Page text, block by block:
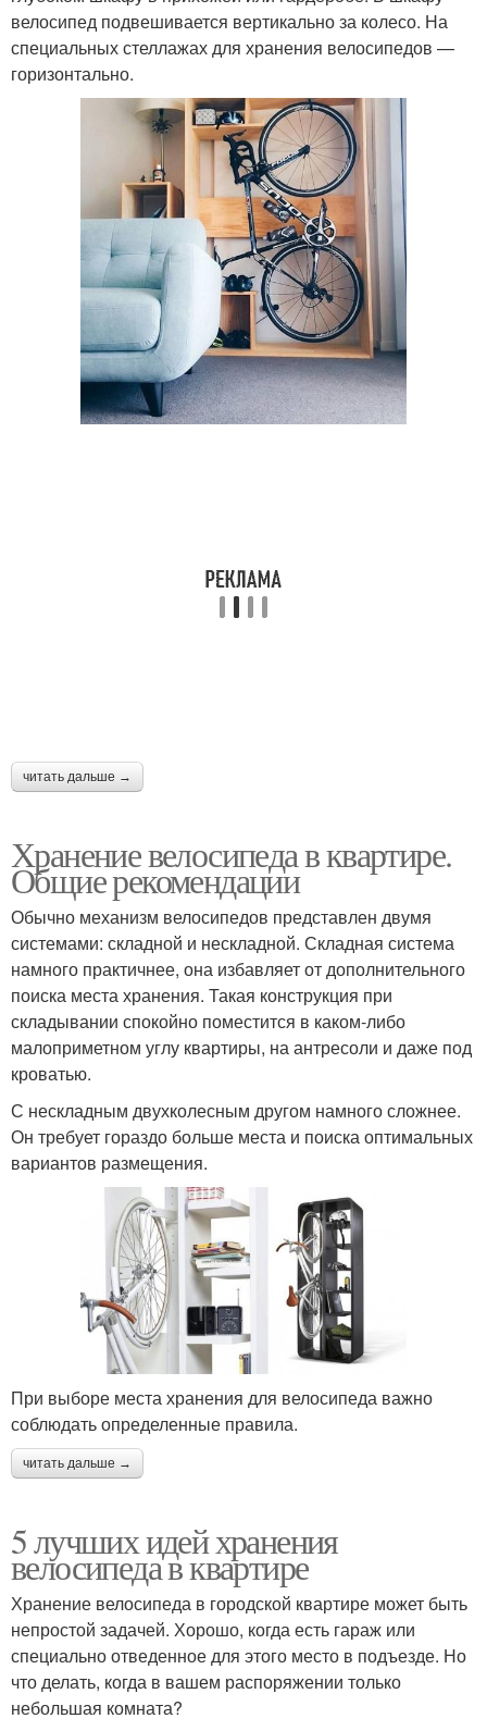
велосипед подвешивается вертикально за колесо. На
специальных стеллажах для хранения велосипедов —
горизонтально.
читать дальше →
Хранение велосипеда в квартире.
Общие рекомендации
Обычно механизм велосипедов представлен двумя
системами: складной и нескладной. Складная система
намного практичнее, она избавляет от дополнительного
поиска места хранения. Такая конструкция при
складывании спокойно поместится в каком-либо
малоприметном углу квартиры, на антресоли и даже под
кроватью.
С нескладным двухколесным другом намного сложнее.
Он требует гораздо больше места и поиска оптимальных
вариантов размещения.
При выборе места хранения для велосипеда важно
соблюдать определенные правила.
читать дальше →
5 лучших идей хранения
велосипеда в квартире
Хранение велосипеда в городской квартире может быть
непростой задачей. Хорошо, когда есть гараж или
специально отведенное для этого место в подъезде. Но
что делать, когда в вашем распоряжении только
небольшая комната?